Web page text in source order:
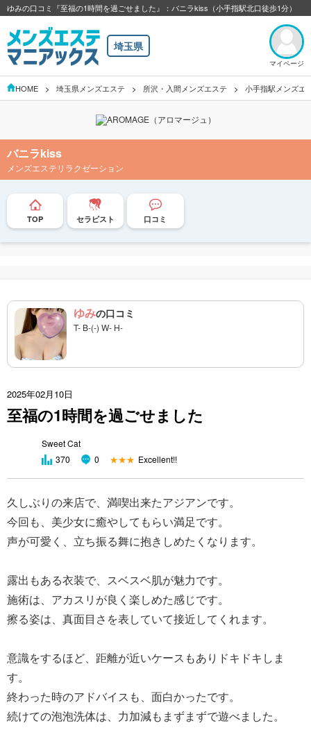
ゆみの口コミ『至福の1時間を過ごせました』：バニラkiss（小手指駅北口徒歩1分）
埼玉県
マイページ
HOME 埼玉県メンズエステ 所沢・入間メンズエステ 小手指駅メンズエ
バニラkiss
メンズエステリラクゼーション
TOP セラピスト 口コミ
ゆみの口コミ
T- B-(-) W- H-
2025年02月10日
至福の1時間を過ごせました
Sweet Cat
370
0 ★★★ Excellent!!
久しぶりの来店で、満喫出来たアジアンです。
今回も、美少女に癒やしてもらい満足です。
声が可愛く、立ち振る舞に抱きしめたくなります。
露出もある衣装で、スベスベ肌が魅力です。
施術は、アカスリが良く楽しめた感じです。
擦る姿は、真面目さを表していて接近してくれます。
意識をするほど、距離が近いケースもありドキドキしま
す。
終わった時のアドバイスも、面白かったです。
続けての泡泡洗体は、力加減もまずまずで遊べました。